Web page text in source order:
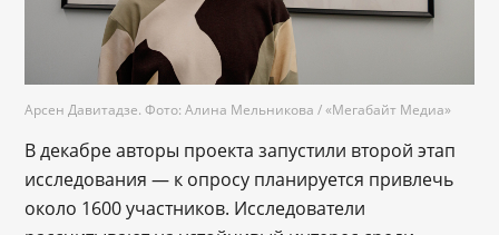
Арсен Давитадзе. Фото: Алина Мельникова / «Мегабайт Медиа»
В декабре авторы проекта запустили второй этап
исследования ― к опросу планируется привлечь
около 1600 участников. Исследователи